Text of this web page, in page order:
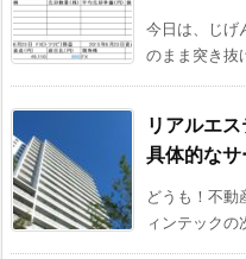
今日は、じげ
のまま突き抜
リアルエ
具体的な
どうも！不動
ィンテックの